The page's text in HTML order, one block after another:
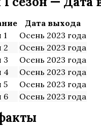
Дата выхода
1
Осень 2023 года
2
Осень 2023 года
3
Осень 2023 года
4
Осень 2023 года
5
Осень 2023 года
6 Осень 2023 года